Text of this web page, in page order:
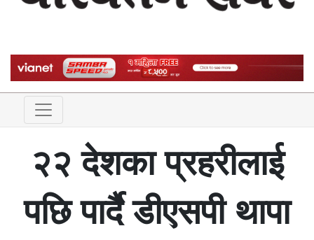
२२ देशका प्रहरीलाई
पछि पार्दै डीएसपी थापा